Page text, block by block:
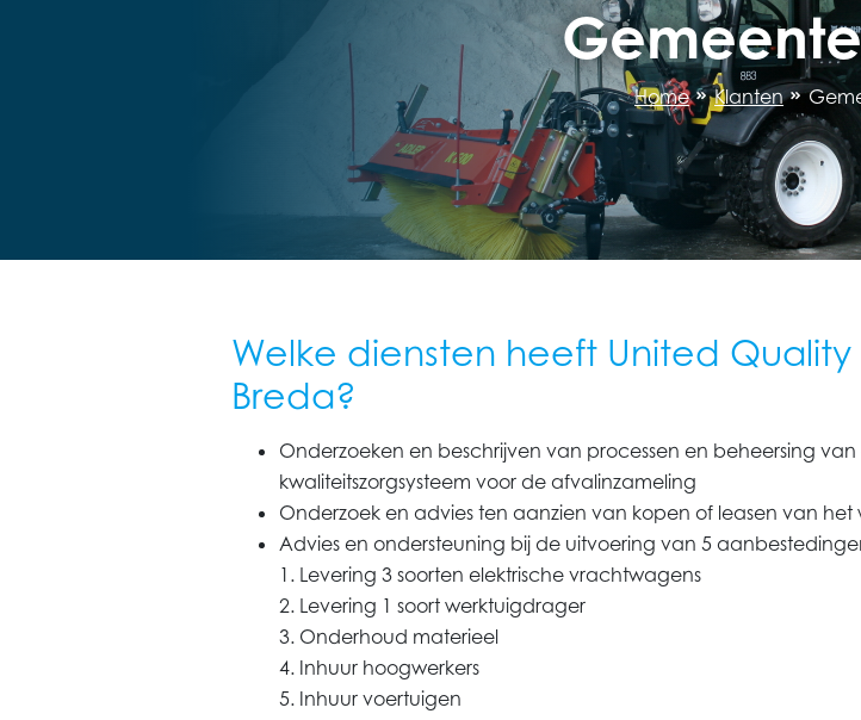
Home Klanten
Welke diensten heeft United
Breda?
Onderzoeken en beschrijven van processen en beheersing
kwaliteitszorgsysteem voor de afvalinzameling
Onderzoek en advies ten aanzien van kopen of leasen van
Advies en ondersteuning bij de uitvoering van 5
1. Levering 3 soorten elektrische vrachtwagens
2. Levering 1 soort werktuigdrager
3. Onderhoud materieel
4. Inhuur hoogwerkers
5. Inhuur voertuigen